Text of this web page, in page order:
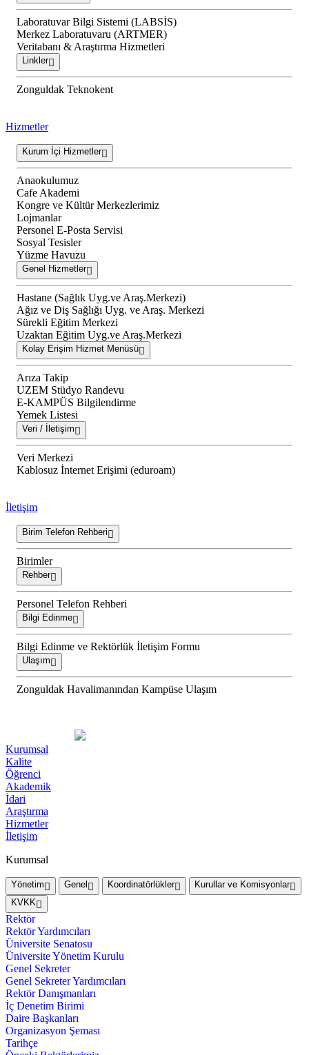
Laboratuvar Bilgi Sistemi (LABSİS)
Merkez Laboratuvaru (ARTMER)
Veritabanı & Araştırma Hizmetleri
Linkler
Zonguldak Teknokent
Hizmetler
Kurum İçi Hizmetler
Anaokulumuz
Cafe Akademi
Kongre ve Kültür Merkezlerimiz
Lojmanlar
Personel E-Posta Servisi
Sosyal Tesisler
Yüzme Havuzu
Genel Hizmetler
Hastane (Sağlık Uyg.ve Araş.Merkezi)
Ağız ve Diş Sağlığı Uyg. ve Araş. Merkezi
Sürekli Eğitim Merkezi
Uzaktan Eğitim Uyg.ve Araş.Merkezi
Kolay Erişim Hizmet Menüsü
Arıza Takip
UZEM Stüdyo Randevu
E-KAMPÜS Bilgilendirme
Yemek Listesi
Veri / İletişim
Veri Merkezi
Kablosuz İnternet Erişimi (eduroam)
İletişim
Birim Telefon Rehberi
Birimler
Rehber
Personel Telefon Rehberi
Bilgi Edinme
Bilgi Edinme ve Rektörlük İletişim Formu
Ulaşım
Zonguldak Havalimanından Kampüse Ulaşım
Kurumsal
Kalite
Öğrenci
Akademik
İdari
Araştırma
Hizmetler
İletişim
Kurumsal
Yönetim Genel Koordinatörlükler
Kurullar ve Komisyonlar
KVKK
Rektör
Rektör Yardımcıları
Üniversite Senatosu
Üniversite Yönetim Kurulu
Genel Sekreter
Genel Sekreter Yardımcıları
Rektör Danışmanları
İç Denetim Birimi
Daire Başkanları
Organizasyon Şeması
Tarihçe